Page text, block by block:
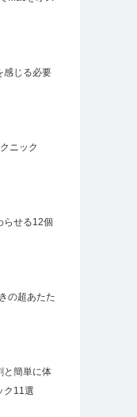
感じる必要
ニック
らせる12個
の超あたた
と簡単に体
ク11選